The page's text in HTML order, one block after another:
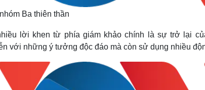
Ba thiên thần
lời khen từ phía giám khảo chính là sự trở lại
với những ý tưởng độc đáo mà còn sử dụng nhiều